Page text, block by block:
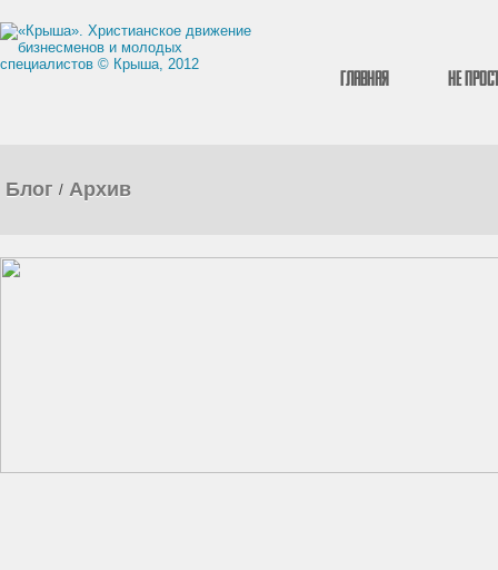
Главная Не
Блог / Архив